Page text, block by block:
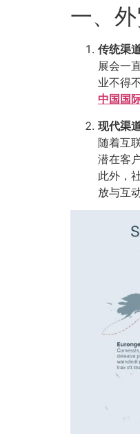
一、
传统渠
展会一
业不得
中国国
现代渠
随着互
潜在客
此外，
放与互